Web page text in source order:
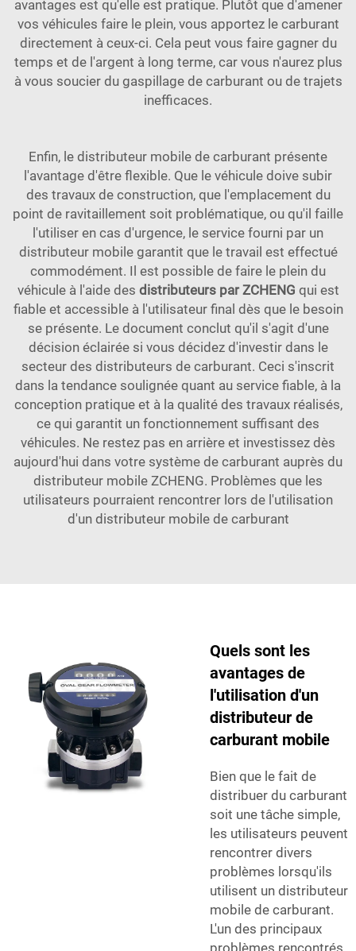
avantages est qu'elle est pratique. Plutôt que d'amener
vos véhicules faire le plein, vous apportez le carburant
directement à ceux-ci. Cela peut vous faire gagner du
temps et de l'argent à long terme, car vous n'aurez plus
à vous soucier du gaspillage de carburant ou de trajets
inefficaces.
Enfin, le distributeur mobile de carburant présente
l'avantage d'être flexible. Que le véhicule doive subir
des travaux de construction, que l'emplacement du
point de ravitaillement soit problématique, ou qu'il faille
l'utiliser en cas d'urgence, le service fourni par un
distributeur mobile garantit que le travail est effectué
commodément. Il est possible de faire le plein du
véhicule à l'aide des distributeurs par ZCHENG qui est
fiable et accessible à l'utilisateur final dès que le besoin
se présente. Le document conclut qu'il s'agit d'une
décision éclairée si vous décidez d'investir dans le
secteur des distributeurs de carburant. Ceci s'inscrit
dans la tendance soulignée quant au service fiable, à la
conception pratique et à la qualité des travaux réalisés,
ce qui garantit un fonctionnement suffisant des
véhicules. Ne restez pas en arrière et investissez dès
aujourd'hui dans votre système de carburant auprès du
distributeur mobile ZCHENG. Problèmes que les
utilisateurs pourraient rencontrer lors de l'utilisation
d'un distributeur mobile de carburant
Quels sont les
avantages de
l'utilisation d'un
distributeur de
carburant mobile
Bien que le fait de
distribuer du carburant
soit une tâche simple,
les utilisateurs peuvent
rencontrer divers
problèmes lorsqu'ils
utilisent un distributeur
mobile de carburant.
L'un des principaux
problèmes rencontrés